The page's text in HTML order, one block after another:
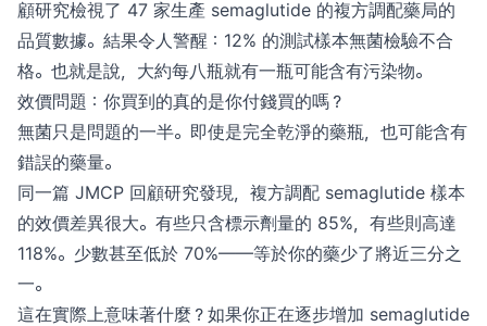
顧研究檢視了 47 家生產 semaglutide 的複方調配藥局的
品質數據。結果令人警醒：12% 的測試樣本無菌檢驗不合
格。也就是說，大約每八瓶就有一瓶可能含有污染物。
效價問題：你買到的真的是你付錢買的嗎？
無菌只是問題的一半。即使是完全乾淨的藥瓶，也可能含有
錯誤的藥量。
同一篇 JMCP 回顧研究發現，複方調配 semaglutide 樣本
的效價差異很大。有些只含標示劑量的 85%，有些則高達
118%。少數甚至低於 70%——等於你的藥少了將近三分之
一。
這在實際上意味著什麼？如果你正在逐步增加 semaglutide